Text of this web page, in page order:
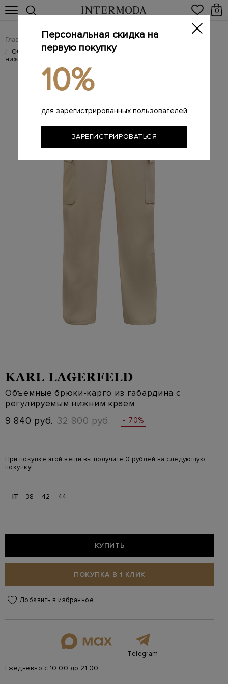
0
Главная Женщинам / Женская одежда / Женские брюки
/ Объемные брюки-карго из габардина с регулируемым
нижним краем
KARL LAGERFELD
Объемные брюки-карго из габардина с
регулируемым нижним краем
9 840 руб. 32 800 руб. - 70%
При покупке этой вещи вы получите 0 рублей на следующую
покупку!
IT 38 42 44
КУПИТЬ
ПОКУПКА В 1 КЛИК
Добавить в избранное
Telegram
Ежедневно с 10:00 до 21:00
Персональная скидка на
первую покупку
10%
для зарегистрированных пользователей
ЗАРЕГИСТРИРОВАТЬСЯ